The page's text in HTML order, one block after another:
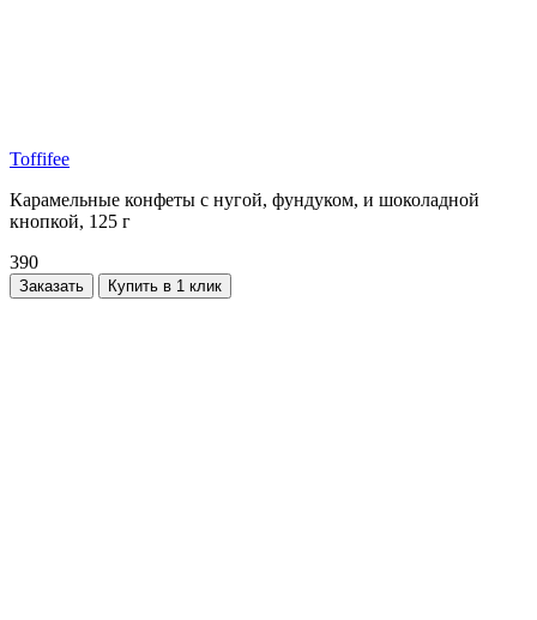
Toffifee
Карамельные конфеты с нугой, фундуком, и шоколадной
кнопкой, 125 г
390
Заказать Купить в 1 клик